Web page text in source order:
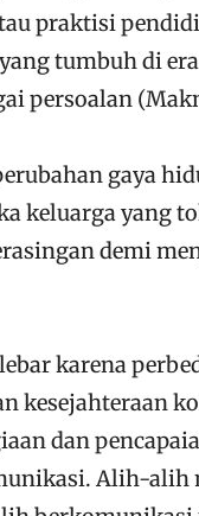
praktisi
tumbuh di
persoalan
gaya
keluarga yang
demi
karena
kesejahteraan
dan
Alih-alih